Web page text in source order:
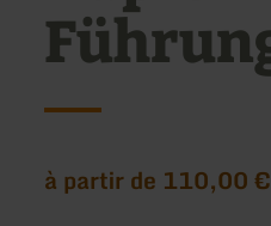
à partir de 110,00 €